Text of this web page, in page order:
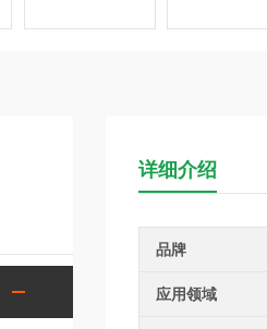
详细介绍
品牌
应用领域